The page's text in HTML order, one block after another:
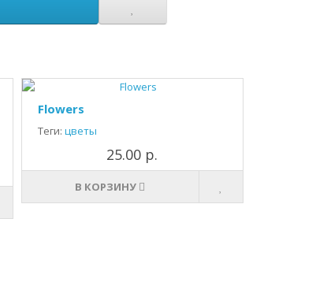
Flowers
Теги: цветы
25.00 р.
В КОРЗИНУ